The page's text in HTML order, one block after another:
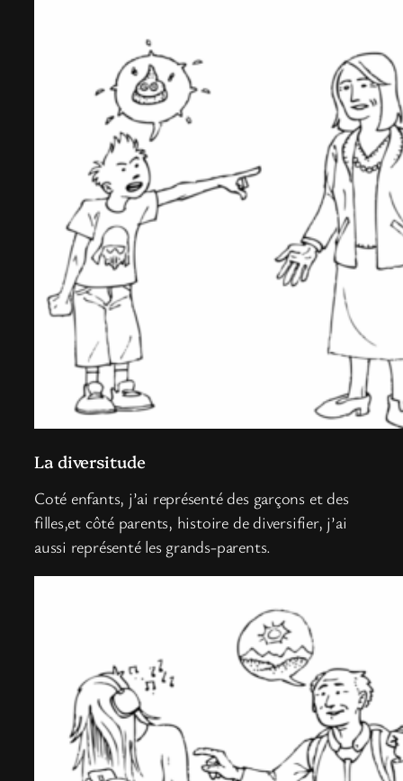
La diversitude
Coté enfants, j’ai représenté des garçons et des
filles,et côté parents, histoire de diversifier, j’ai
aussi représenté les grands-parents.